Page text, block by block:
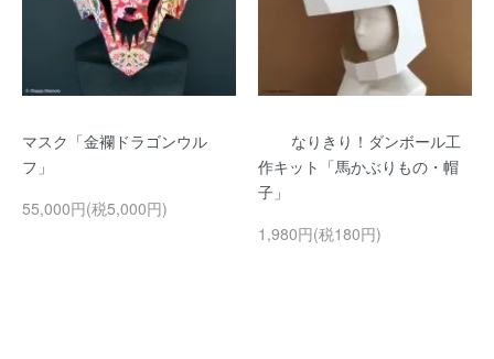
マスク「金襴ドラゴンウル
フ」
55,000円(税5,000円)
なりきり！ダンボール工
作キット「馬かぶりもの・帽
子」
1,980円(税180円)